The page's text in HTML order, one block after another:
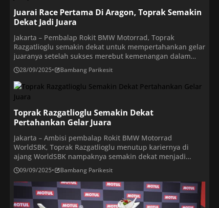
Petrucci, di peringkat […]
Juarai Race Pertama Di Aragon, Toprak Semakin
Dekat Jadi Juara
Jakarta – Pembalap Rokit BMW Motorrad, Toprak
Razgatlioglu semakin dekat untuk mempertahankan gelar
juaranya setelah sukses merebut kemenangan dalam
balapan pertama (Race 1) WorldSBK Aragon 2025 di
Sirkuit MotorLand Aragon, Spanyol, pada Sabtu
(27/9/2025). Pembalap Turki ini diikuti oleh pembalap
Aruba.it Racing Ducati, Nicolo Bulega, di posisi kedua,
dan pembalap Elf Marc VDS Racing Ducati, […]
28/09/2025• Bambang Parikesit
Toprak Razgatlioglu Semakin Dekat
Pertahankan Gelar Juara
Jakarta – Ambisi pembalap Rokit BMW Motorrad
WorldSBK, Toprak Razgatlioglu menutup kariernya di
ajang WorldSBK nampaknya semakin dekat menjadi
kenyataan. Toprak yang akan pindah ke MotoGP musim
depan berhasil memimpin klasemen sementara dengan
koleksi 469 poin. Pembalap Turki ini diikuti oleh
pembalap Aruba.it Racing Ducati, Nicolo Bulega, di
peringkat kedua dengan 430 poin, dan pembalap […]
09/09/2025• Bambang Parikesit